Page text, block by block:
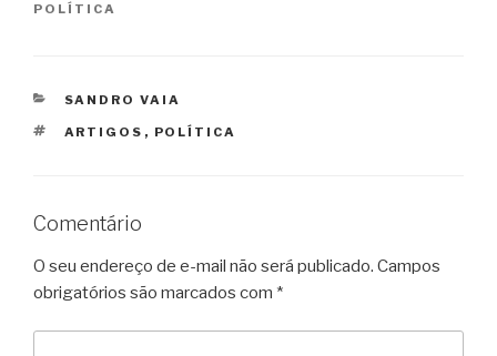
POLÍTICA
CATEGORIAS
SANDRO VAIA
TAGS
ARTIGOS , POLÍTICA
Comentário
O seu endereço de e-mail não será publicado. Campos
obrigatórios são marcados com *